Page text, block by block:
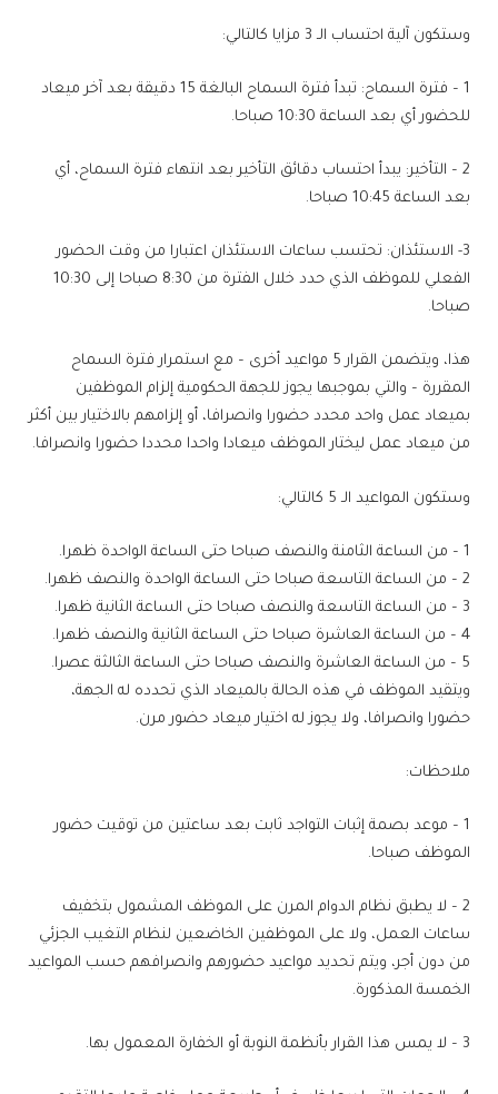
وستكون آلية احتساب الـ 3 مزايا كالتالي:
1 – فترة السماح: تبدأ فترة السماح البالغة 15 دقيقة بعد آخر ميعاد
للحضور أي بعد الساعة 10:30 صباحا.
2 – التأخير: يبدأ احتساب دقائق التأخير بعد انتهاء فترة السماح، أي
بعد الساعة 10:45 صباحا.
3- الاستئذان: تحتسب ساعات الاستئذان اعتبارا من وقت الحضور
الفعلي للموظف الذي حدد خلال الفترة من 8:30 صباحا إلى 10:30
صباحا.
هذا، ويتضمن القرار 5 مواعيد أخرى – مع استمرار فترة السماح
المقررة – والتي بموجبها يجوز للجهة الحكومية إلزام الموظفين
بميعاد عمل واحد محدد حضورا وانصرافا، أو إلزامهم بالاختيار بين أكثر
من ميعاد عمل ليختار الموظف ميعادا واحدا محددا حضورا وانصرافا.
وستكون المواعيد الـ 5 كالتالي:
1 – من الساعة الثامنة والنصف صباحا حتى الساعة الواحدة ظهرا.
2 – من الساعة التاسعة صباحا حتى الساعة الواحدة والنصف ظهرا.
3 – من الساعة التاسعة والنصف صباحا حتى الساعة الثانية ظهرا.
4 – من الساعة العاشرة صباحا حتى الساعة الثانية والنصف ظهرا.
5 – من الساعة العاشرة والنصف صباحا حتى الساعة الثالثة عصرا.
ويتقيد الموظف في هذه الحالة بالميعاد الذي تحدده له الجهة،
حضورا وانصرافا، ولا يجوز له اختيار ميعاد حضور مرن.
ملاحظات:
1 – موعد بصمة إثبات التواجد ثابت بعد ساعتين من توقيت حضور
الموظف صباحا.
2 – لا يطبق نظام الدوام المرن على الموظف المشمول بتخفيف
ساعات العمل، ولا على الموظفين الخاضعين لنظام التغيب الجزئي
من دون أجر، ويتم تحديد مواعيد حضورهم وانصرافهم حسب المواعيد
الخمسة المذكورة.
3 – لا يمس هذا القرار بأنظمة النوبة أو الخفارة المعمول بها.